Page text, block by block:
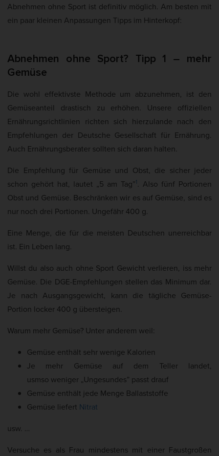
Abnehmen ohne Sport ist definitiv möglich. Am besten mit
ein paar kleinen Anpassungen Tipps im Hinterkopf:
Abnehmen ohne Sport? Tipp 1 – mehr
Gemüse
Die wohl effektivste Methode um abzunehmen, ist den
Gemüseanteil drastisch zu erhöhen. Unsere offiziellen
Ernährungsrichtlinien richten sich hierzulande nach den
Empfehlungen der Deutsche Gesellschaft für Ernährung.
Auch Ernährungsberater sollten sich daran halten.
Die Empfehlung für Gemüse und Obst, die sicher jeder
schon gehört hat, lautet „5 am Tag”1. Also fünf Portionen
Obst und Gemüse. Beschränken wir es auf Gemüse, sind es
nur noch drei Portionen. Ungefähr 400 g.
Eine Menge, die für die meisten Deutschen unerreichbar
ist. Ein Leben lang.
Willst du also auch ohne Sport Gewicht verlieren, iss mehr
Gemüse. Die DGE-Empfehlungen stellen das Minimum dar.
Je nach Ausgangsgewicht, kann die tägliche Gemüse-
Portion locker 400 g übersteigen.
Warum mehr Gemüse? Unter anderem weil:
Gemüse enthält sehr wenige Kalorien
Je mehr Gemüse auf dem Teller landet,
usmso weniger „Ungesundes” passt drauf
Gemüse enthält jede Menge Ballaststoffe
Gemüse liefert Nitrat
usw. …
Versuche es als Frau mindestens mit einer Faustgroßen